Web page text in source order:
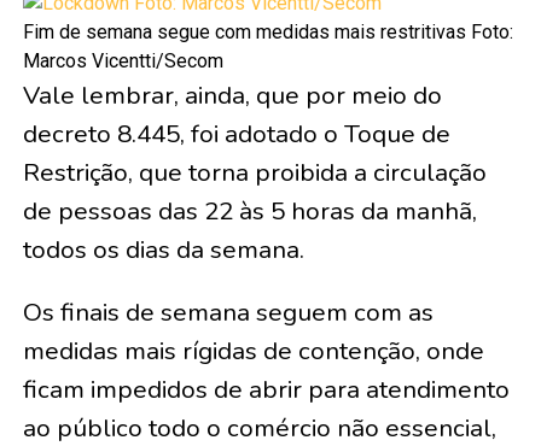
Fim de semana segue com medidas mais restritivas Foto:
Marcos Vicentti/Secom
Vale lembrar, ainda, que por meio do
decreto 8.445, foi adotado o Toque de
Restrição, que torna proibida a circulação
de pessoas das 22 às 5 horas da manhã,
todos os dias da semana.
Os finais de semana seguem com as
medidas mais rígidas de contenção, onde
ficam impedidos de abrir para atendimento
ao público todo o comércio não essencial,